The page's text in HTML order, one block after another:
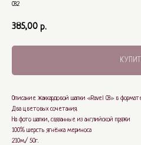
032
385,00 р.
Описание жаккардовой шапки «Ravel 03» в
Два цветовых сочетания.
На фото шапки, связанные из английской пряжи
100% шерсть ягнёнка мериноса
210м./ 50г.